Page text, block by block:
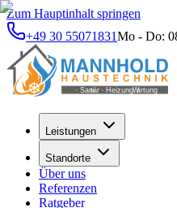
Zum Hauptinhalt springen
+49 30 55071831Mo - Do:
Leistungen
Standorte
Über uns
Referenzen
Ratgeber